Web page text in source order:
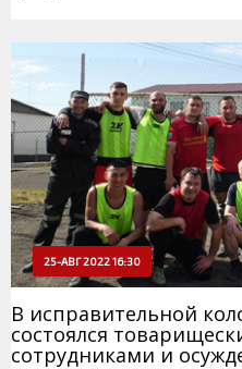
25-АВГ 2022 16:30
В исправительной
состоялся
сотрудниками и